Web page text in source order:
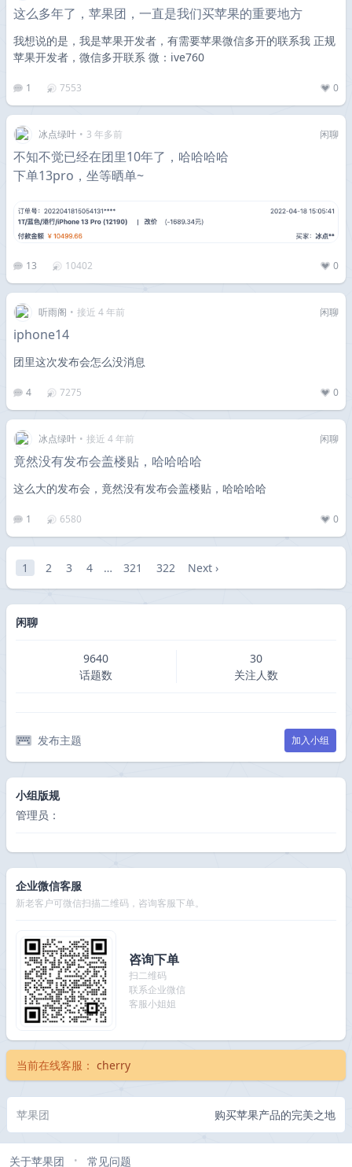
这么多年了，苹果团，一直是我们买苹果的重要地方
我想说的是，我是苹果开发者，有需要苹果微信多开的联系我 正规
苹果开发者，微信多开联系 微：ive760
1 7553 0
冰点绿叶 • 3 年多前 闲聊
不知不觉已经在团里10年了，哈哈哈哈
下单13pro，坐等晒单~
13 10402 0
听雨阁 • 接近 4 年前 闲聊
iphone14
团里这次发布会怎么没消息
4 7275 0
冰点绿叶 • 接近 4 年前 闲聊
竟然没有发布会盖楼贴，哈哈哈哈
这么大的发布会，竟然没有发布会盖楼贴，哈哈哈哈
1 6580 0
1 2 3 4 … 321 322 Next ›
闲聊
9640
话题数
30
关注人数
发布主题 加入小组
小组版规
管理员：
企业微信客服
新老客户可微信扫描二维码，咨询客服下单。
咨询下单
扫二维码
联系企业微信
客服小姐姐
当前在线客服： cherry
苹果团 购买苹果产品的完美之地
关于苹果团 • 常见问题